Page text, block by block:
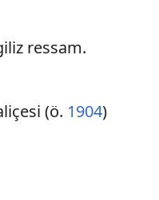
ressam.
(ö. 1904)